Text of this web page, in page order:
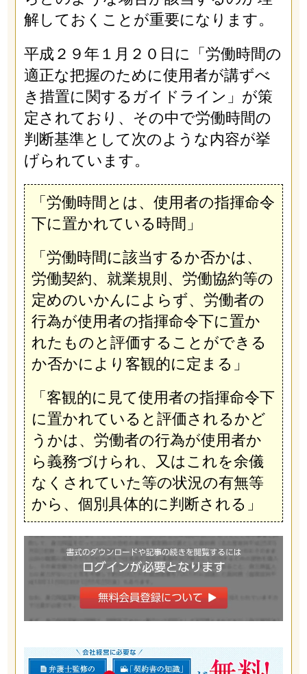
解しておくことが重要になります。
平成２９年１月２０日に「労働時間の
適正な把握のために使用者が講ずべ
き措置に関するガイドライン」が策
定されており、その中で労働時間の
判断基準として次のような内容が挙
げられています。
「労働時間とは、使用者の指揮命令
下に置かれている時間」
「労働時間に該当するか否かは、
労働契約、就業規則、労働協約等の
定めのいかんによらず、労働者の
行為が使用者の指揮命令下に置か
れたものと評価することができる
か否かにより客観的に定まる」
「客観的に見て使用者の指揮命令下
に置かれていると評価されるかど
うかは、労働者の行為が使用者か
ら義務づけられ、又はこれを余儀
なくされていた等の状況の有無等
から、個別具体的に判断される」